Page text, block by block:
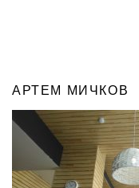
АРТЕМ МИЧКОВ